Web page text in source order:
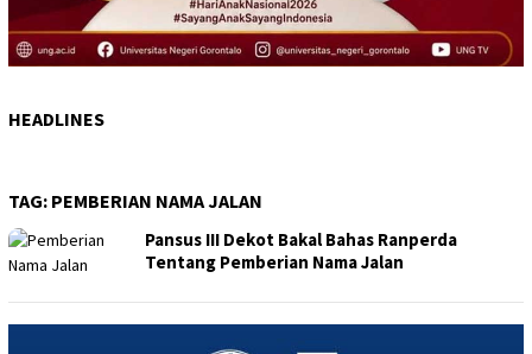
HEADLINES
TAG: PEMBERIAN NAMA JALAN
Pansus III Dekot Bakal Bahas Ranperda
Tentang Pemberian Nama Jalan